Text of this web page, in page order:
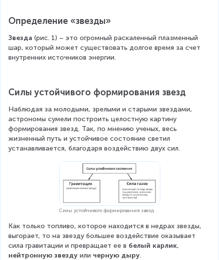
Определение «звезды»
Звезда (рис. 1) – это огромный раскаленный плазменный
шар, который может существовать долгое время за счет
внутренних источников энергии.
Силы устойчивого формирования звезд
Наблюдая за молодыми, зрелыми и старыми звездами,
астрономы сумели построить целостную картину
формирования звезд. Так, по мнению ученых, весь
жизненный путь и устойчивое состояние светил
устанавливается, благодаря воздействию двух сил.
Силы устойчивого формирования звезд
Как только топливо, которое находится в недрах звезды,
выгорает, то на звезду большее воздействие оказывает
сила гравитации и превращает ее в белый карлик,
нейтронную звезду или черную дыру.